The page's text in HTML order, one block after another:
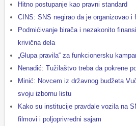
Hitno postupanje kao pravni standard
CINS: SNS negirao da je organizovao i
Podmićivanje birača i nezakonito
krivična dela
„Glupa pravila“ za funkcionersku
Nenadić: Tužilaštvo treba da pokrene
Minić: Novcem iz državnog budžeta
svoju izbornu listu
Kako su institucije pravdale vozila na
filmovi i poljoprivredni sajam